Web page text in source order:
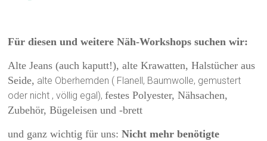
Für diesen und weitere Näh-Workshops suchen wir:
Alte Jeans (auch kaputt!), alte Krawatten, Halstücher aus
Seide, alte Oberhemden ( Flanell, Baumwolle, gemustert
oder nicht , völlig egal),festes Polyester, Nähsachen,
Zubehör, Bügeleisen und -brett
und ganz wichtig für uns:Nicht mehr benötigte